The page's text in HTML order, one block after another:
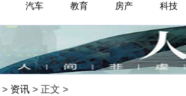
汽车 教育 房产 科技
> 资讯 > 正文 >